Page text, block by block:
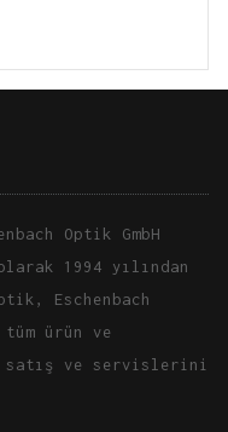
Optik GmbH
1994 yılından
Eschenbach
ürün ve
satış ve servislerini